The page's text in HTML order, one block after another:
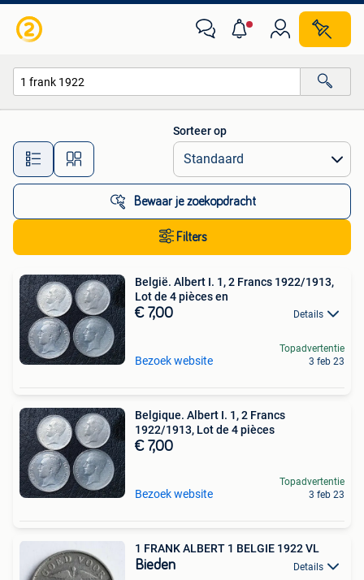
Alle afstanden…
Sorteer op
Bewaar je zoekopdracht
Filters
België. Albert I. 1, 2 Francs 1922/1913,
Lot de 4 pièces en
€ 7,00 Details
Bezoek website
Topadvertentie
3 feb 23
Belgique. Albert I. 1, 2 Francs
1922/1913, Lot de 4 pièces
€ 7,00
Bezoek website
Topadvertentie
3 feb 23
1 FRANK ALBERT 1 BELGIE 1922 VL
Bieden Details